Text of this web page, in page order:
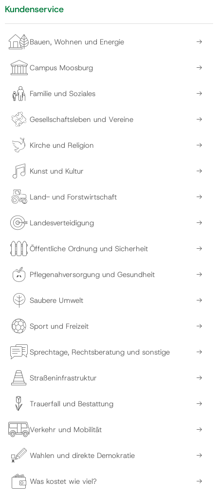
Kundenservice
Bauen, Wohnen und Energie
Campus Moosburg
Familie und Soziales
Gesellschaftsleben und Vereine
Kirche und Religion
Kunst und Kultur
Land- und Forstwirtschaft
Landesverteidigung
Öffentliche Ordnung und Sicherheit
Pflegenahversorgung und Gesundheit
Saubere Umwelt
Sport und Freizeit
Sprechtage, Rechtsberatung und sonstige
Straßeninfrastruktur
Trauerfall und Bestattung
Verkehr und Mobilität
Wahlen und direkte Demokratie
Was kostet wie viel?